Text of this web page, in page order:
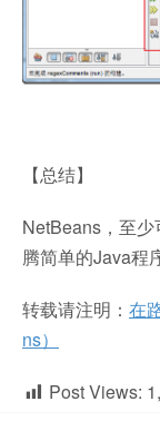
【总结】
NetBeans，至
腾简单的Java程
转载请注明： 在
ns）
Post Views: